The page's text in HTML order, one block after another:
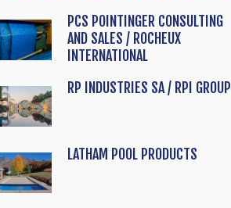
PCS POINTINGER CONSULTING
AND SALES / ROCHEUX
INTERNATIONAL
RP INDUSTRIES SA / RPI GROUP
LATHAM POOL PRODUCTS